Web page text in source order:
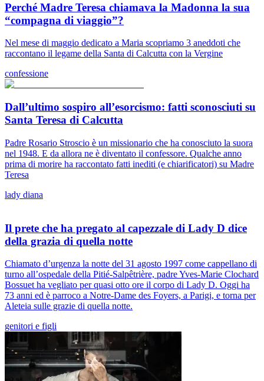
Perché Madre Teresa chiamava la Madonna la sua
“compagna di viaggio”?
Nel mese di maggio dedicato a Maria scopriamo 3 aneddoti che
raccontano il legame della Santa di Calcutta con la Vergine
confessione
Dall’ultimo sospiro all’esorcismo: fatti sconosciuti su
Santa Teresa di Calcutta
Padre Rosario Stroscio è un missionario che ha conosciuto la suora
nel 1948. E da allora ne è diventato il confessore. Qualche anno
prima di morire ha raccontato fatti inediti (e chiarificatori) su Madre
Teresa
lady diana
Il prete che ha pregato al capezzale di Lady D dice
della grazia di quella notte
Chiamato d’urgenza la notte del 31 agosto 1997 come cappellano di
turno all’ospedale della Pitié-Salpêtrière, padre Yves-Marie Clochard
Bossuet ha vegliato per quasi otto ore il corpo di Lady D. Oggi ha
73 anni ed è parroco a Notre-Dame des Foyers, a Parigi, e torna per
Aleteia sulle grazie di quella notte.
genitori e figli